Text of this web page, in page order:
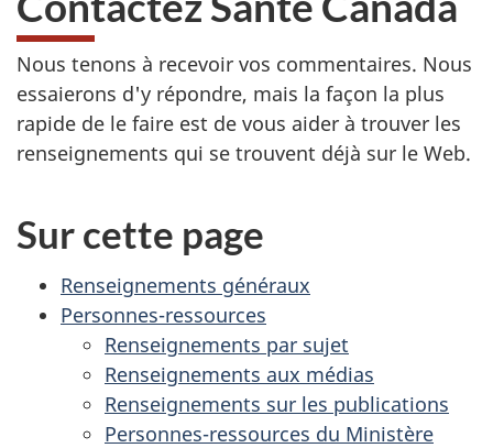
Nous tenons à recevoir vos commentaires. Nous
essaierons d'y répondre, mais la façon la plus
rapide de le faire est de vous aider à trouver les
renseignements qui se trouvent déjà sur le Web.
Sur cette page
Renseignements généraux
Personnes-ressources
Renseignements par sujet
Renseignements aux médias
Renseignements sur les publications
Personnes-ressources du Ministère